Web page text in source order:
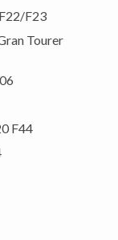
F23
Tourer
F44